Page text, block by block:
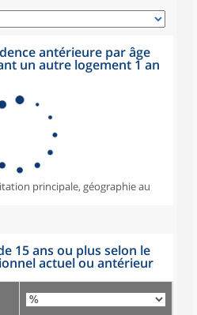
antérieure par âge
un autre logement 1 an
principale, géographie au
15 ans ou plus selon le
actuel ou antérieur